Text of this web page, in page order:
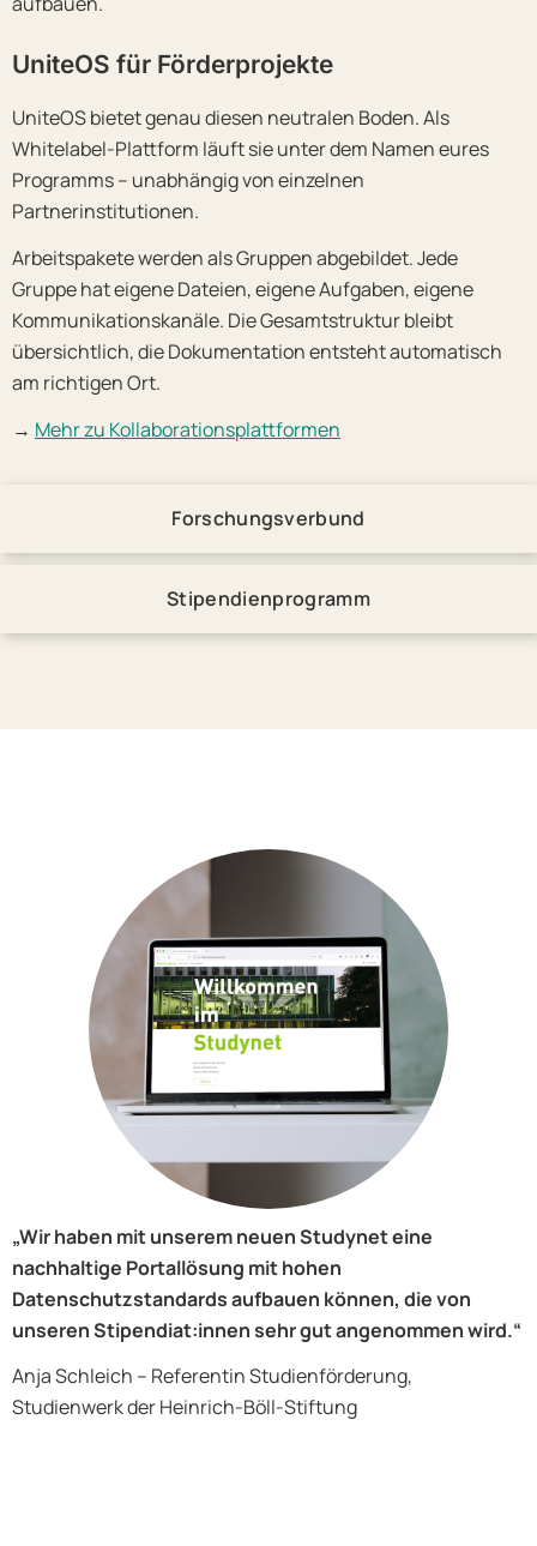
Forschungsverbund
Stipendienprogramm
UniteOS für Förderprojekte
UniteOS bietet genau diesen neutralen Boden. Als
Whitelabel-Plattform läuft sie unter dem Namen eures
Programms – unabhängig von einzelnen
Partnerinstitutionen.
Arbeitspakete werden als Gruppen abgebildet. Jede
Gruppe hat eigene Dateien, eigene Aufgaben, eigene
Kommunikationskanäle. Die Gesamtstruktur bleibt
übersichtlich, die Dokumentation entsteht automatisch
am richtigen Ort.
→ Mehr zu Kollaborationsplattformen
„Wir haben mit unserem neuen Studynet eine
nachhaltige Portallösung mit hohen
Datenschutzstandards aufbauen können, die von
unseren Stipendiat:innen sehr gut angenommen wird.“
Anja Schleich – Referentin Studienförderung,
Studienwerk der Heinrich-Böll-Stiftung